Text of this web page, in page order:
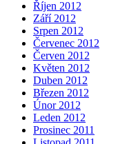
Říjen 2012
Září 2012
Srpen 2012
Červenec 2012
Červen 2012
Květen 2012
Duben 2012
Březen 2012
Únor 2012
Leden 2012
Prosinec 2011